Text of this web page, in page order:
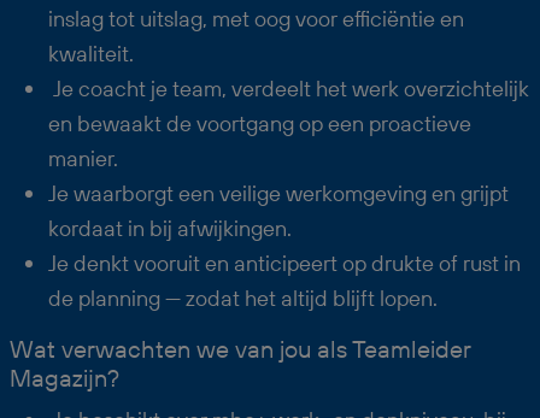
inslag tot uitslag, met oog voor efficiëntie en
kwaliteit.
Je coacht je team, verdeelt het werk overzichtelijk
en bewaakt de voortgang op een proactieve
manier.
Je waarborgt een veilige werkomgeving en grijpt
kordaat in bij afwijkingen.
Je denkt vooruit en anticipeert op drukte of rust in
de planning — zodat het altijd blijft lopen.
Wat verwachten we van jou als Teamleider
Magazijn?